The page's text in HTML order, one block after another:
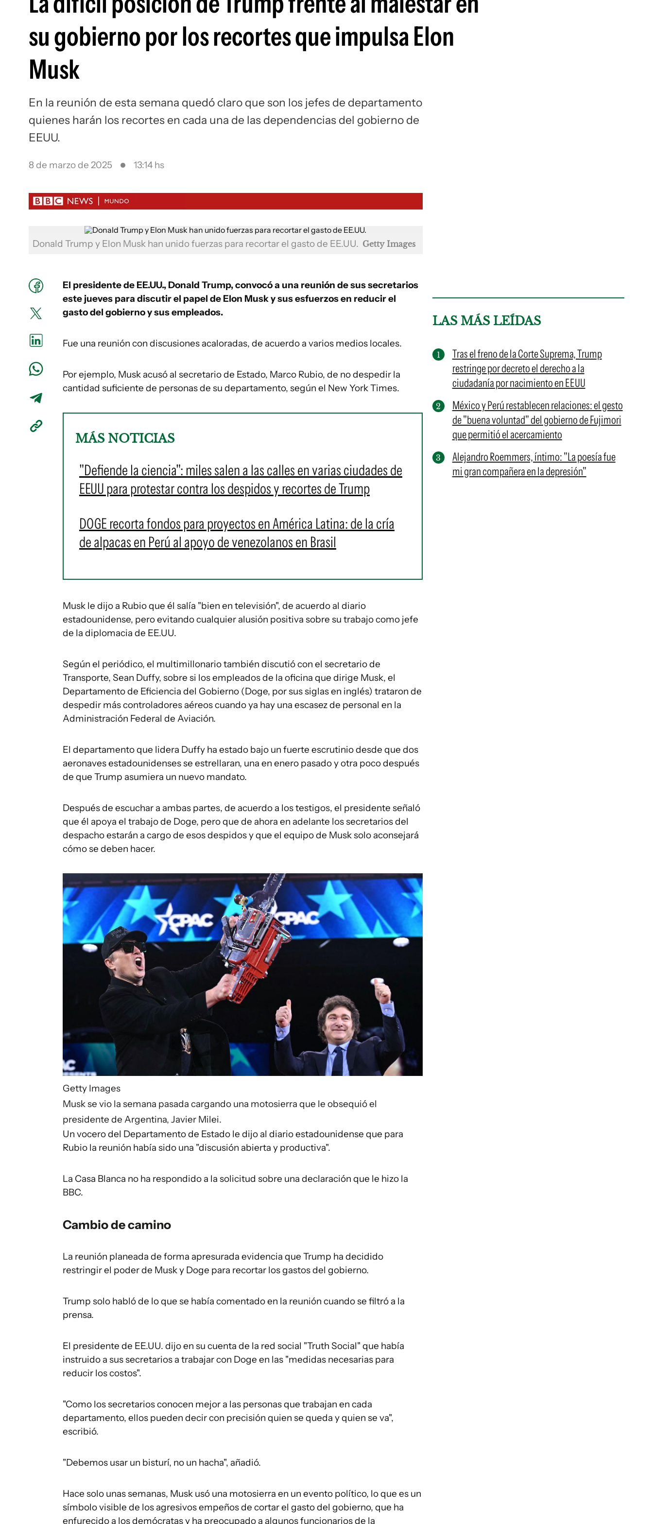
Siguenos en:
su gobierno por los recortes que impulsa Elon
Musk
En la reunión de esta semana quedó claro que son los jefes de departamento
quienes harán los recortes en cada una de las dependencias del gobierno de
EEUU.
8 de marzo de 2025 13:14 hs
Donald Trump y Elon Musk han unido fuerzas para recortar el gasto de EE.UU. Getty Images
El presidente de EE.UU., Donald Trump, convocó a una reunión de sus secretarios
este jueves para discutir el papel de Elon Musk y sus esfuerzos en reducir el
gasto del gobierno y sus empleados.
Fue una reunión con discusiones acaloradas, de acuerdo a varios medios locales.
Por ejemplo, Musk acusó al secretario de Estado, Marco Rubio, de no despedir la
cantidad suficiente de personas de su departamento, según el New York Times.
MÁS NOTICIAS
"Defiende la ciencia": miles salen a las calles en varias ciudades de
EEUU para protestar contra los despidos y recortes de Trump
DOGE recorta fondos para proyectos en América Latina: de la cría
de alpacas en Perú al apoyo de venezolanos en Brasil
Musk le dijo a Rubio que él salía "bien en televisión", de acuerdo al diario
estadounidense, pero evitando cualquier alusión positiva sobre su trabajo como jefe
de la diplomacia de EE.UU.
Según el periódico, el multimillonario también discutió con el secretario de
Transporte, Sean Duffy, sobre si los empleados de la oficina que dirige Musk, el
Departamento de Eficiencia del Gobierno (Doge, por sus siglas en inglés) trataron de
despedir más controladores aéreos cuando ya hay una escasez de personal en la
Administración Federal de Aviación.
El departamento que lidera Duffy ha estado bajo un fuerte escrutinio desde que dos
aeronaves estadounidenses se estrellaran, una en enero pasado y otra poco después
de que Trump asumiera un nuevo mandato.
Después de escuchar a ambas partes, de acuerdo a los testigos, el presidente señaló
que él apoya el trabajo de Doge, pero que de ahora en adelante los secretarios del
despacho estarán a cargo de esos despidos y que el equipo de Musk solo aconsejará
cómo se deben hacer.
Getty Images
Musk se vio la semana pasada cargando una motosierra que le obsequió el
presidente de Argentina, Javier Milei.
Un vocero del Departamento de Estado le dijo al diario estadounidense que para
Rubio la reunión había sido una "discusión abierta y productiva".
La Casa Blanca no ha respondido a la solicitud sobre una declaración que le hizo la
BBC.
Cambio de camino
La reunión planeada de forma apresurada evidencia que Trump ha decidido
restringir el poder de Musk y Doge para recortar los gastos del gobierno.
Trump solo habló de lo que se había comentado en la reunión cuando se filtró a la
prensa.
El presidente de EE.UU. dijo en su cuenta de la red social "Truth Social" que había
instruido a sus secretarios a trabajar con Doge en las "medidas necesarias para
reducir los costos".
"Como los secretarios conocen mejor a las personas que trabajan en cada
departamento, ellos pueden decir con precisión quien se queda y quien se va",
escribió.
"Debemos usar un bisturí, no un hacha", añadió.
Hace solo unas semanas, Musk usó una motosierra en un evento político, lo que es un
símbolo visible de los agresivos empeños de cortar el gasto del gobierno, que ha
enfurecido a los demócratas y ha preocupado a algunos funcionarios de la
LAS MÁS LEÍDAS
Tras el freno de la Corte Suprema, Trump
restringe por decreto el derecho a la
ciudadanía por nacimiento en EEUU
México y Perú restablecen relaciones: el gesto
de "buena voluntad" del gobierno de Fujimori
que permitió el acercamiento
Alejandro Roemmers, íntimo: "La poesía fue
mi gran compañera en la depresión"